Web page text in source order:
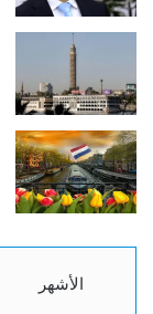
الأشهر